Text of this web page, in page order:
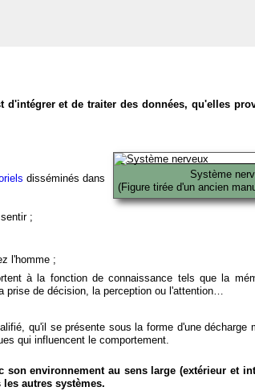
et de traiter des données, qu'elles
Système
(Figure tirée d'un ancien
disséminés dans
;
l'homme ;
à la fonction de connaissance tels que la
prise de décision, la perception ou l'attention…
qu'il se présente sous la forme d'une décharge
qui influencent le comportement.
environnement au sens large (extérieur et
autres systèmes.